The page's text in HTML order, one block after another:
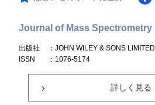
Journal of Mass Spectrometry
出版社
：JOHN WILEY & SONS LIMITED
ISSN
：1076-5174
詳しく見る